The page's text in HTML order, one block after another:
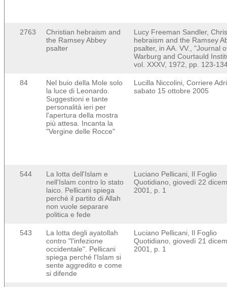
2763
Christian hebraism and
the Ramsey Abbey
psalter
Lucy Freeman Sandler,
hebraism and the Ramsey
psalter, in AA. VV., "Journal
Warburg and Courtauld
vol. XXXV, 1972, pp. 123-
84
Nel buio della Mole solo
la luce di Leonardo.
Suggestioni e tante
personalità ieri per
l'apertura della mostra
più attesa. Incanta la
"Vergine delle Rocce"
Lucilla Niccolini, Corriere
sabato 15 ottobre 2005
544
La lotta dell'Islam e
nell'Islam contro lo stato
laico. Pellicani spiega
perché il partito di Allah
non vuole separare
politica e fede
Luciano Pellicani, Il Foglio
Quotidiano, giovedì 22
2001, p. 1
543
La lotta degli ayatollah
contro "l'infezione
occidentale". Pellicani
spiega perché l'Islam si
sente aggredito e come
si difende
Luciano Pellicani, Il Foglio
Quotidiano, giovedì 21
2001, p. 1